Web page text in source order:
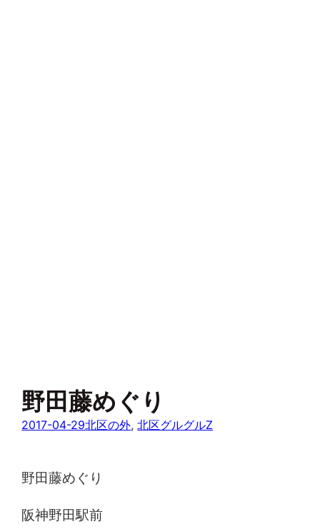
野田藤めぐり
2017-04-29北区の外, 北区グルグルZ
野田藤めぐり
阪神野田駅前